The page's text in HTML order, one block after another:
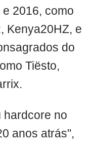
2016, como
Kenya20HZ, e
do
Tiësto,
hardcore no
anos atrás",